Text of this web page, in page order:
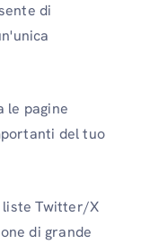
di
le pagine
del tuo
liste Twitter/X
di grande